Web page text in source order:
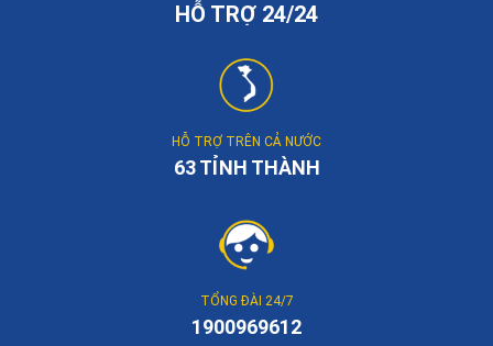
HỖ TRỢ 24/24
HỖ TRỢ TRÊN CẢ NƯỚC
63 TỈNH THÀNH
TỔNG ĐÀI 24/7
1900969612